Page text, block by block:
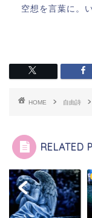
空想を言葉に。
HOME 自由詩
RELATED